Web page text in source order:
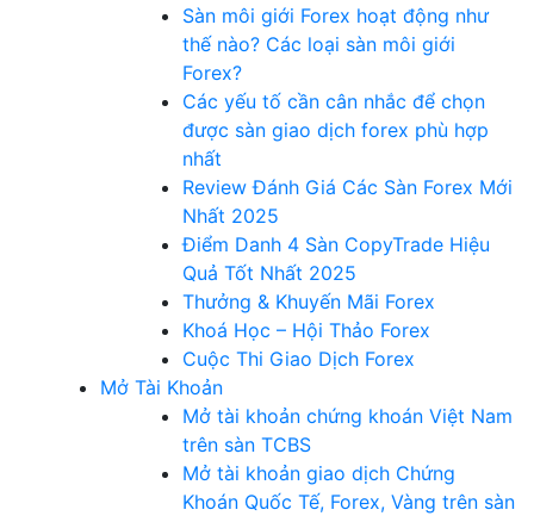
Sàn môi giới Forex hoạt động như
thế nào? Các loại sàn môi giới
Forex?
Các yếu tố cần cân nhắc để chọn
được sàn giao dịch forex phù hợp
nhất
Review Đánh Giá Các Sàn Forex Mới
Nhất 2025
Điểm Danh 4 Sàn CopyTrade Hiệu
Quả Tốt Nhất 2025
Thưởng & Khuyến Mãi Forex
Khoá Học – Hội Thảo Forex
Cuộc Thi Giao Dịch Forex
Mở Tài Khoản
Mở tài khoản chứng khoán Việt Nam
trên sàn TCBS
Mở tài khoản giao dịch Chứng
Khoán Quốc Tế, Forex, Vàng trên sàn